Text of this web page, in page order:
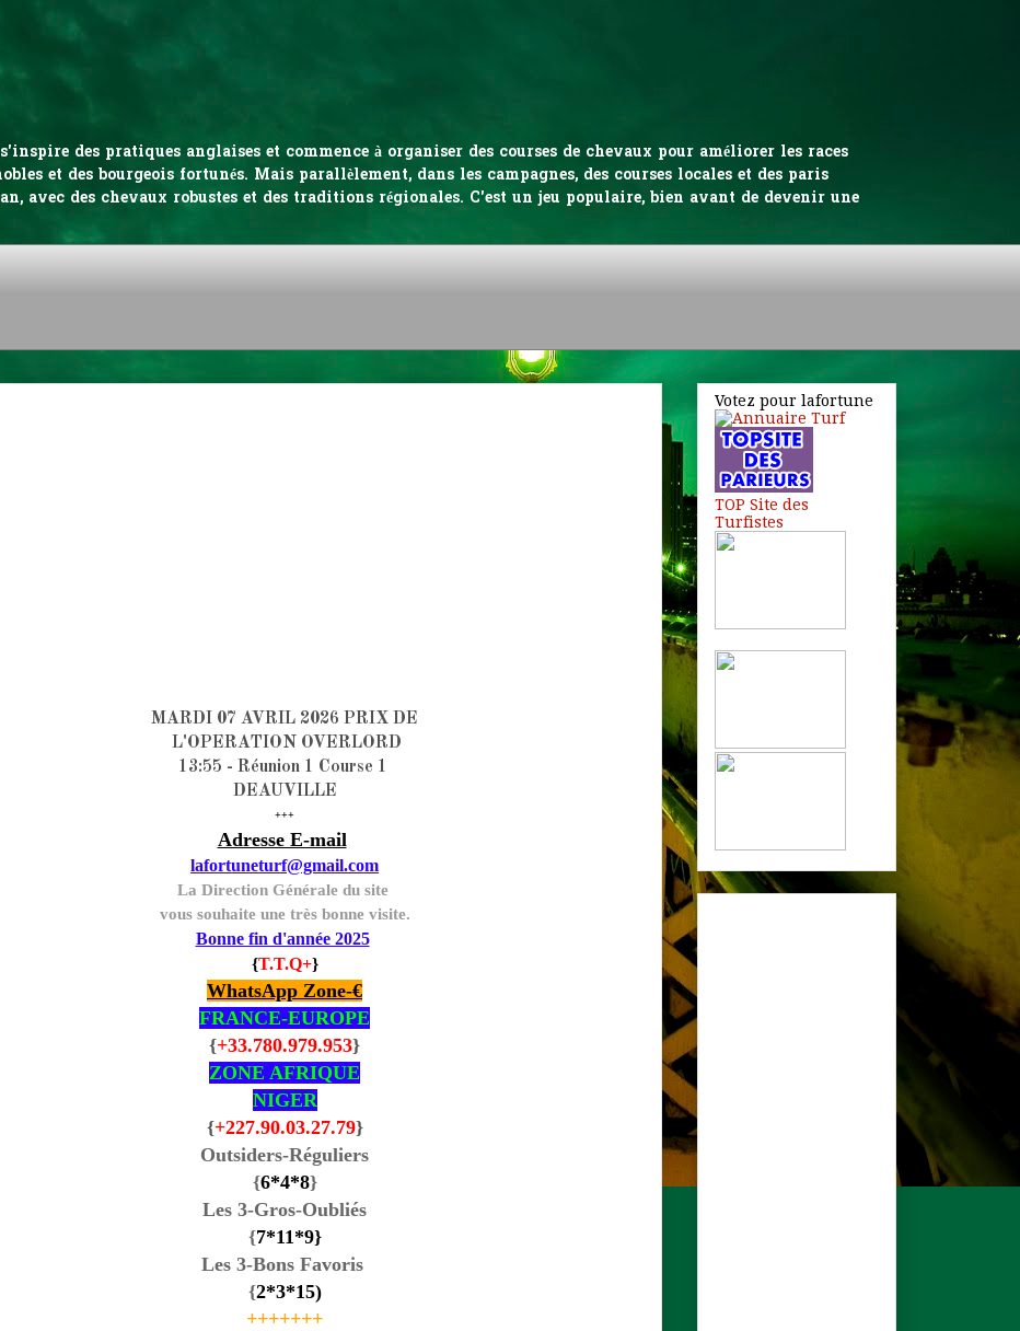
des pratiques anglaises et commence à organiser des courses de chevaux pour améliorer les races
et des bourgeois fortunés. Mais parallèlement, dans les campagnes, des courses locales et des paris
avec des chevaux robustes et des traditions régionales. C'est un jeu populaire, bien avant de devenir une
MARDI 07 AVRIL 2026 PRIX DE
L'OPERATION OVERLORD
13:55 - Réunion 1 Course 1
DEAUVILLE
+++
Adresse E-mail
lafortuneturf@gmail.com
La Direction Générale du site
vous souhaite une très bonne visite.
Bonne fin d'année 2025
{T.T.Q+}
WhatsApp Zone-€
FRANCE-EUROPE
{+33.780.979.953}
ZONE AFRIQUE
NIGER
{+227.90.03.27.79}
Outsiders-Réguliers
{6*4*8}
Les 3-Gros-Oubliés
{7*11*9}
Les 3-Bons Favoris
{2*3*15)
+++++++
Votez pour lafortune
TOP Site des
Turfistes